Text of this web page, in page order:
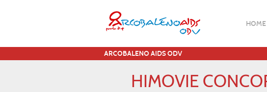
HOME
ARCOBALENO AIDS ODV
HIMOVIE